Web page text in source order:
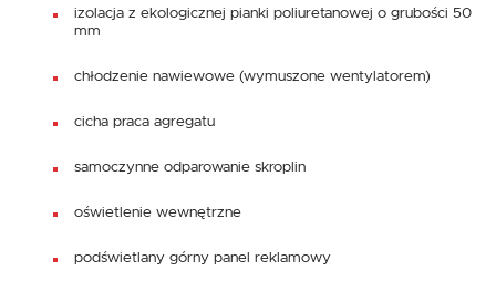
izolacja z ekologicznej pianki poliuretanowej o grubości 50
mm
chłodzenie nawiewowe (wymuszone wentylatorem)
cicha praca agregatu
samoczynne odparowanie skroplin
oświetlenie wewnętrzne
podświetlany górny panel reklamowy